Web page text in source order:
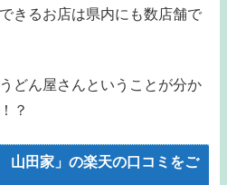
きるお店は県内にも数店舗で
どん屋さんということが分か
？
山田家」の楽天の口コミをご